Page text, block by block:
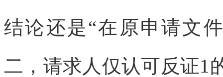
结论还是“在原申请文
二，请求人仅认可反证1